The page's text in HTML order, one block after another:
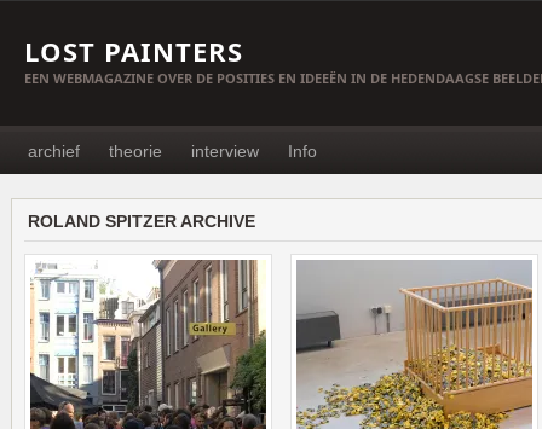
LOST PAINTERS
EEN WEBMAGAZINE OVER DE POSITIES EN IDEEËN IN DE HEDENDAAGSE
archief theorie interview Info
ROLAND SPITZER ARCHIVE